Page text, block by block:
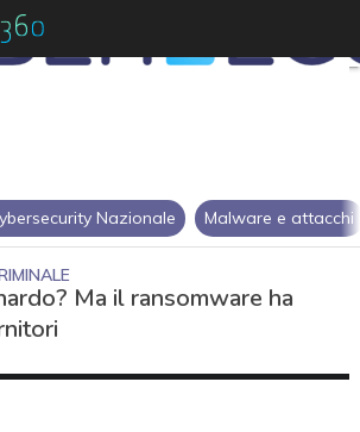
Nazionale Malware e attacchi
Ma il ransomware ha